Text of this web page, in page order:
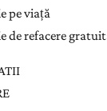
pe viață
de refacere